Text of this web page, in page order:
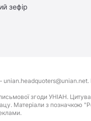
зефір
згоди УНІАН.
Матеріали з позначкою